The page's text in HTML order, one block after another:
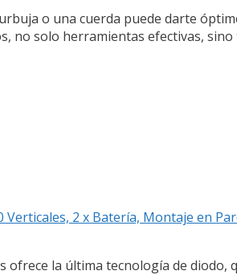
o una cuerda puede darte
no solo herramientas efectivas,
2 x Batería, Montaje en
la última tecnología de diodo,